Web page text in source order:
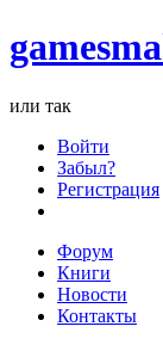
games
или так
Войти
Забыл?
Регистрация
Форум
Книги
Новости
Контакты